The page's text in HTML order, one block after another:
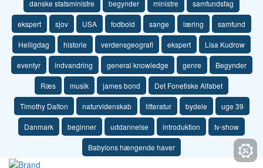
danske statsministre begynder ministre samfundsfag
ekspert sjov USA fodbold sange læring samfund
Helligdag historie verdensgeografi ekspert Lisa Kudrow
eventyr indvandring general knowledge genre Begynder
Ræs musik james bond Det Fonetiske Alfabet
Timothy Dalton naturvidenskab litteratur bydele uge 39
Danmark beginner uddannelse introduktion tv-show
Babylons hængende haver